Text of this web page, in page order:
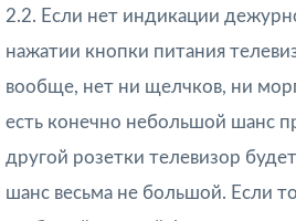
2.2. Если нет индикации
нажатии кнопки питания
вообще, нет ни щелчков, ни
есть конечно небольшой шанс
другой розетки телевизор
шанс весьма не большой. Если